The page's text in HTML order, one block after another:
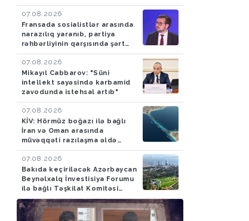
aparan maşında 4,5
tiryək aşkarlayıblar-
FOTO
verməyəcək
07.08.2026
Fransada sosialistlər arasında
narazılıq yaranıb, partiya
rəhbərliyinin qarşısında şərt
qoyulub
07.08.2026
Mikayıl Cabbarov: "Süni
intellekt sayəsində karbamid
zavodunda istehsal artıb"
07.08.2026
KİV: Hörmüz boğazı ilə bağlı
İran və Oman arasında
müvəqqəti razılaşma əldə
olunub
07.08.2026
Bakıda keçiriləcək Azərbaycan
Beynəlxalq İnvestisiya Forumu
ilə bağlı Təşkilat Komitəsi
yaradılıb